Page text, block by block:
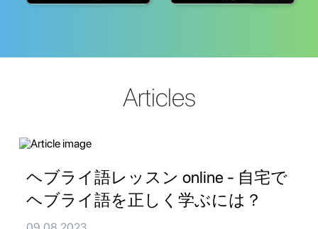
Articles
ヘブライ語レッスン online - 自宅で
ヘブライ語を正しく学ぶには？